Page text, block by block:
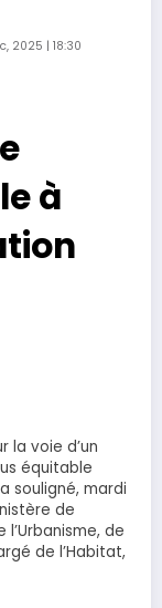
2025 | 18:30
à
la voie d’un
équitable
souligné, mardi
de
de
de l’Habitat,